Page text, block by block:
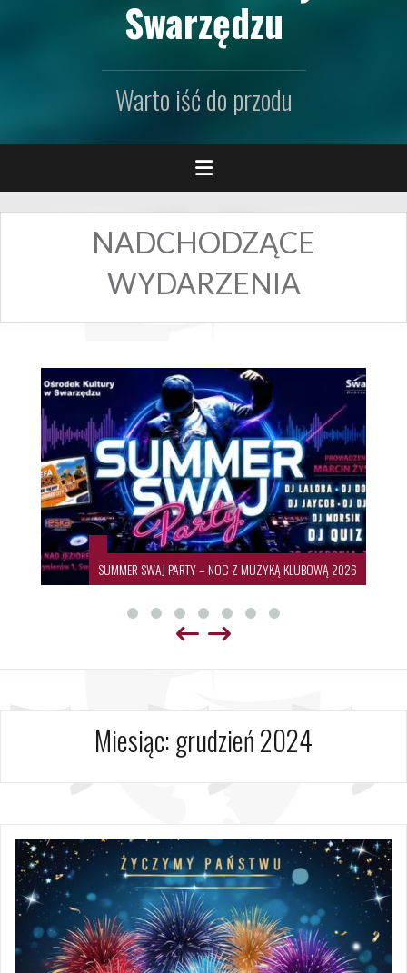
Swarzędzu
Warto iść do przodu
NADCHODZĄCE
WYDARZENIA
SUMMER SWAJ PARTY – NOC Z MUZYKĄ KLUBOWĄ 2026
Miesiąc:grudzień 2024